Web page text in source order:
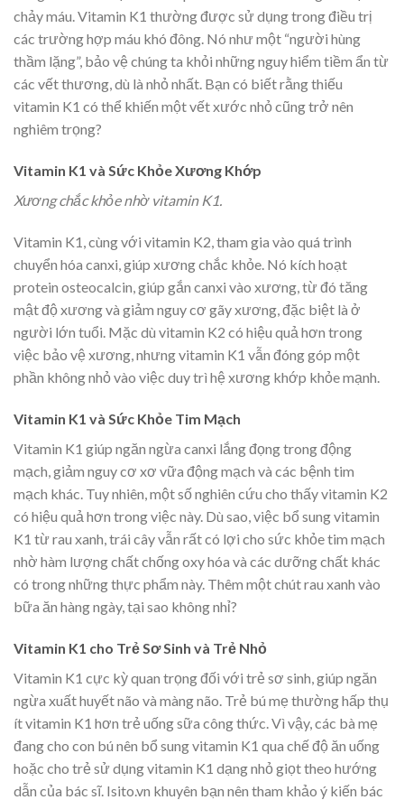
chảy máu. Vitamin K1 thường được sử dụng trong điều trị
các trường hợp máu khó đông. Nó như một “người hùng
thầm lặng”, bảo vệ chúng ta khỏi những nguy hiểm tiềm ẩn từ
các vết thương, dù là nhỏ nhất. Bạn có biết rằng thiếu
vitamin K1 có thể khiến một vết xước nhỏ cũng trở nên
nghiêm trọng?
Vitamin K1 và Sức Khỏe Xương Khớp
Xương chắc khỏe nhờ vitamin K1.
Vitamin K1, cùng với vitamin K2, tham gia vào quá trình
chuyển hóa canxi, giúp xương chắc khỏe. Nó kích hoạt
protein osteocalcin, giúp gắn canxi vào xương, từ đó tăng
mật độ xương và giảm nguy cơ gãy xương, đặc biệt là ở
người lớn tuổi. Mặc dù vitamin K2 có hiệu quả hơn trong
việc bảo vệ xương, nhưng vitamin K1 vẫn đóng góp một
phần không nhỏ vào việc duy trì hệ xương khớp khỏe mạnh.
Vitamin K1 và Sức Khỏe Tim Mạch
Vitamin K1 giúp ngăn ngừa canxi lắng đọng trong động
mạch, giảm nguy cơ xơ vữa động mạch và các bệnh tim
mạch khác. Tuy nhiên, một số nghiên cứu cho thấy vitamin K2
có hiệu quả hơn trong việc này. Dù sao, việc bổ sung vitamin
K1 từ rau xanh, trái cây vẫn rất có lợi cho sức khỏe tim mạch
nhờ hàm lượng chất chống oxy hóa và các dưỡng chất khác
có trong những thực phẩm này. Thêm một chút rau xanh vào
bữa ăn hàng ngày, tại sao không nhỉ?
Vitamin K1 cho Trẻ Sơ Sinh và Trẻ Nhỏ
Vitamin K1 cực kỳ quan trọng đối với trẻ sơ sinh, giúp ngăn
ngừa xuất huyết não và màng não. Trẻ bú mẹ thường hấp thụ
ít vitamin K1 hơn trẻ uống sữa công thức. Vì vậy, các bà mẹ
đang cho con bú nên bổ sung vitamin K1 qua chế độ ăn uống
hoặc cho trẻ sử dụng vitamin K1 dạng nhỏ giọt theo hướng
dẫn của bác sĩ. Isito.vn khuyên bạn nên tham khảo ý kiến bác